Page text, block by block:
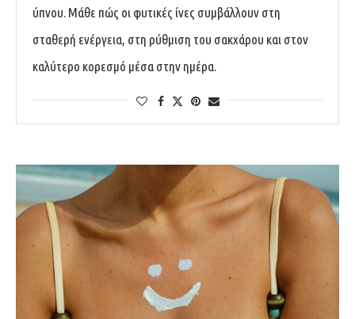
ύπνου. Μάθε πώς οι φυτικές ίνες συμβάλλουν στη
σταθερή ενέργεια, στη ρύθμιση του σακχάρου και στον
καλύτερο κορεσμό μέσα στην ημέρα.